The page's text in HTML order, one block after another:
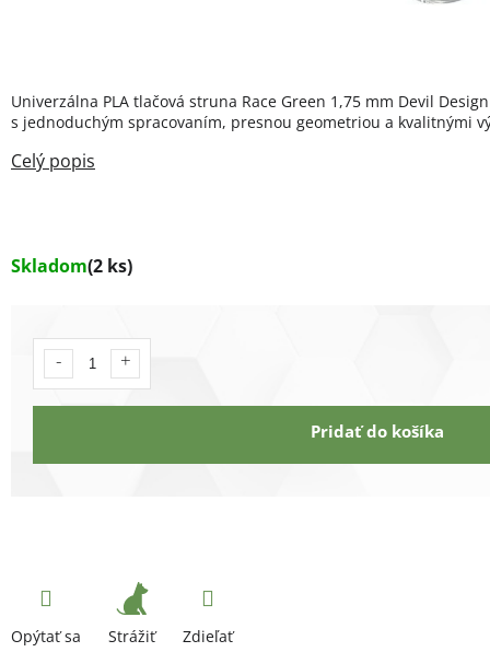
Skladom(2 ks)
Pridať do košíka
Univerzálna PLA tlačová struna Race Green 1,75 mm Devil
s jednoduchým spracovaním, presnou geometriou a kvalitnými
Opýtať sa Strážiť Zdieľať